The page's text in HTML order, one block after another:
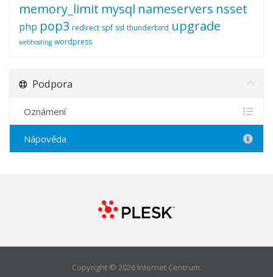
memory_limit mysql nameservers nsset
php pop3 redirect spf ssl thunderbird upgrade
webhosting wordpress
Podpora
Oznámení
Nápověda
Copyright © 2026 Internet Centrum.